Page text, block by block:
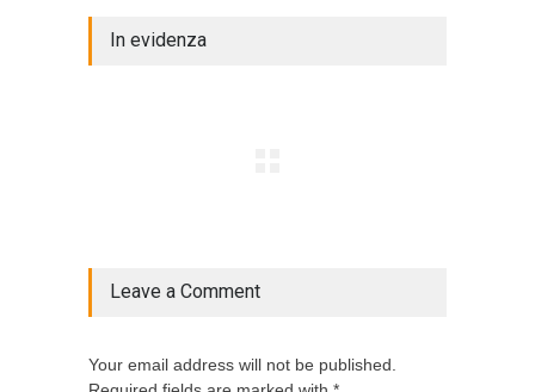
In evidenza
Leave a Comment
Your email address will not be published.